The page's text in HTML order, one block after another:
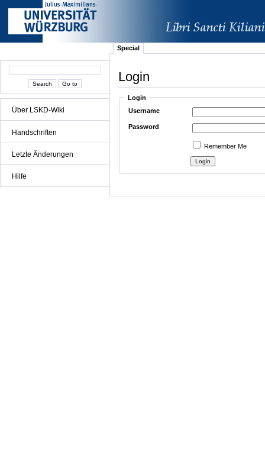
Über LSKD-Wiki
Handschriften
Letzte Änderungen
Hilfe
Special
Login
Login
Username
Password
Remember Me